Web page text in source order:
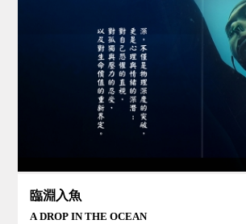
臨淵入魚
A DROP IN THE OCEAN